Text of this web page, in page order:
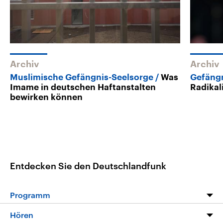
Archiv
Muslimische Gefängnis-Seelsorge
Was
Imame in deutschen Haftanstalten
bewirken können
Archiv
Entdecken Sie den Deutschlandfunk
Programm
Hören